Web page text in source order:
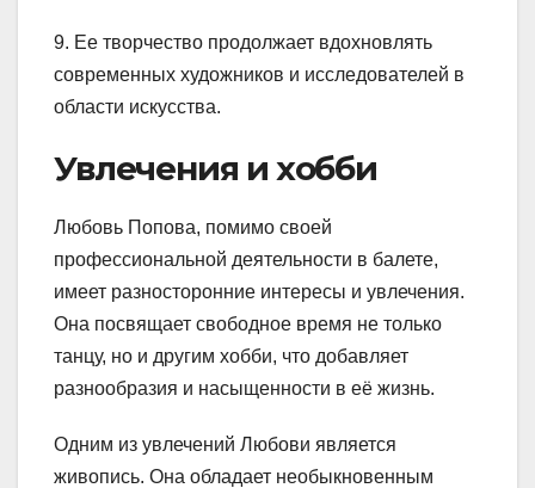
9. Ее творчество продолжает вдохновлять
современных художников и исследователей в
области искусства.
Увлечения и хобби
Любовь Попова, помимо своей
профессиональной деятельности в балете,
имеет разносторонние интересы и увлечения.
Она посвящает свободное время не только
танцу, но и другим хобби, что добавляет
разнообразия и насыщенности в её жизнь.
Одним из увлечений Любови является
живопись. Она обладает необыкновенным